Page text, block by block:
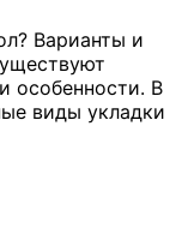
Варианты и
особенности. В
виды укладки